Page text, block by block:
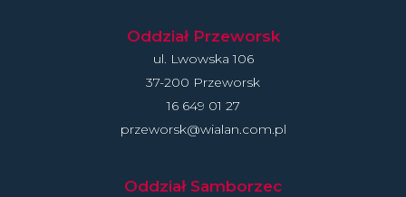
Oddział Przeworsk
ul. Lwowska 106
37-200 Przeworsk
16 649 01 27
przeworsk@wialan.com.pl
Oddział Samborzec